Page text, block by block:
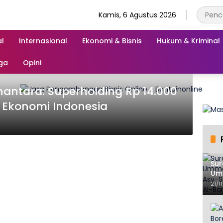
Kamis, 6 Agustus 2026
Internasional Ekonomi & Bisnis Hukum & Kriminal
Opini
Superholding Rp 14.000
Indonesia
21/